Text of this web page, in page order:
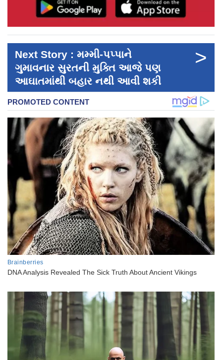
Next Story : મમ્મી-પપ્પાને
ગુમાવનાર સુરતની મુક્તિ આજે પણ
આઘાતમાંથી બહાર નથી આવી શકી
>